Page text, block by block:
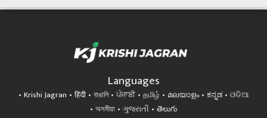
Languages
Krishi Jagran हिंदी বাঙালি ਪੰਜਾਬੀ தமிழ் മലയാളം ಕನ್ನಡ
ଓଡିଆ
অসমীয়া
ગુજરાતી తెలుగు